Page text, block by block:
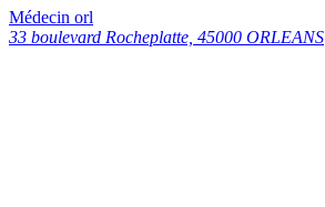
Médecin orl
33 boulevard Rocheplatte, 45000 ORLEANS